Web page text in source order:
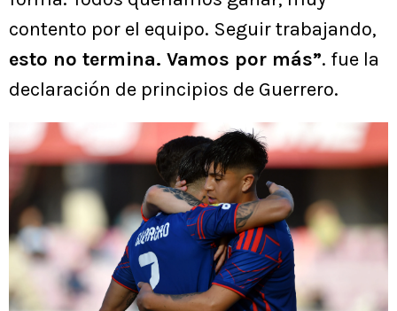
contento por el equipo. Seguir trabajando,
esto no termina. Vamos por más”. fue la
declaración de principios de Guerrero.